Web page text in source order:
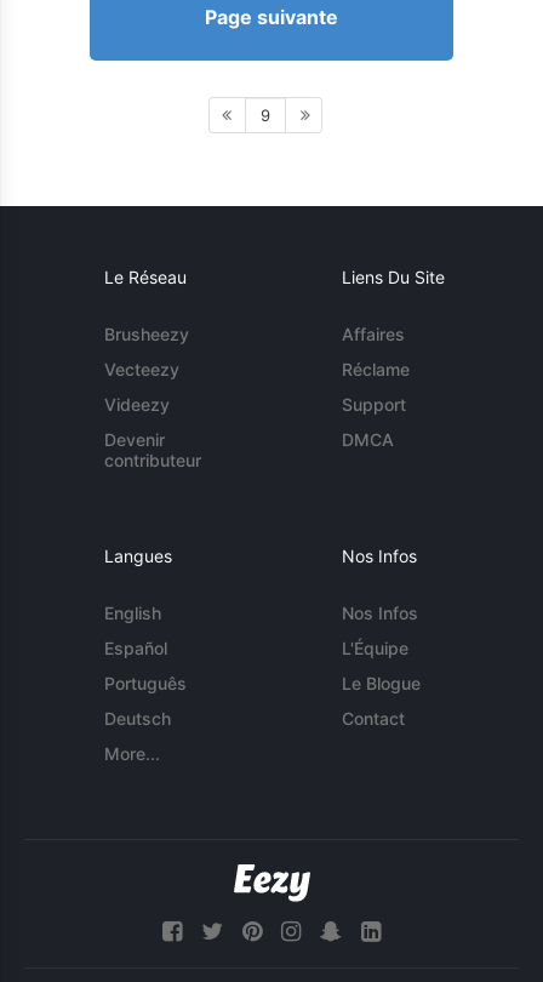
Page suivante
9
Le Réseau
Brusheezy
Vecteezy
Videezy
Devenir
contributeur
Liens Du Site
Affaires
Réclame
Support
DMCA
Langues
English
Español
Português
Deutsch
More...
Nos Infos
Nos Infos
L'Équipe
Le Blogue
Contact